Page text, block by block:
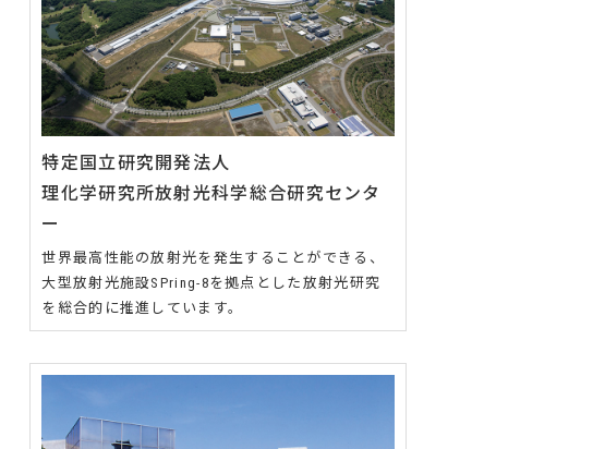
特定国立研究開発法人
理化学研究所放射光科学総合研究センタ
ー
世界最高性能の放射光を発生することができる、
大型放射光施設SPring-8を拠点とした放射光研究
を総合的に推進しています。